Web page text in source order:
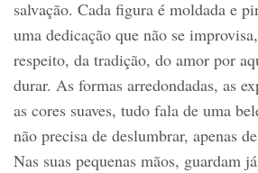
salvação. Cada figura é moldada e
uma dedicação que não se
respeito, da tradição, do amor por
durar. As formas arredondadas, as
as cores suaves, tudo fala de uma
não precisa de deslumbrar, apenas
Nas suas pequenas mãos, guardam